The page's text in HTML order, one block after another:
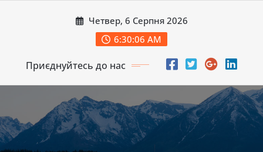
Четвер, 6 Серпня 2026
6:30:07 AM
Приєднуйтесь до нас